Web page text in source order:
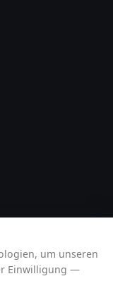
um unseren
Einwilligung —